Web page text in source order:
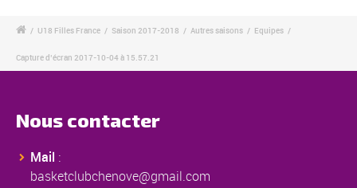
/ U18 Filles France / Saison 2017-2018 / Autres saisons / Equipes /
Capture d’écran 2017-10-04 à 15.57.21
Nous contacter
Mail :
basketclubchenove@gmail.com